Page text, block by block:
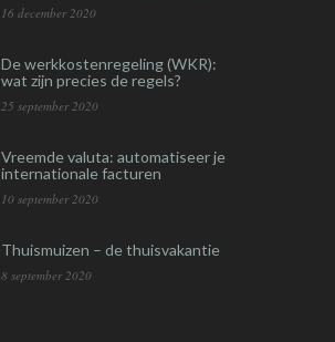
16 december 2020
De werkkostenregeling (WKR):
wat zijn precies de regels?
25 september 2020
Vreemde valuta: automatiseer je
internationale facturen
10 september 2020
Thuismuizen – de thuisvakantie
8 september 2020